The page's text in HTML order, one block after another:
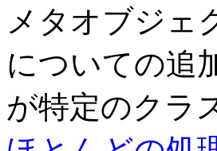
メタオブジェ
についての追
が特定のクラ